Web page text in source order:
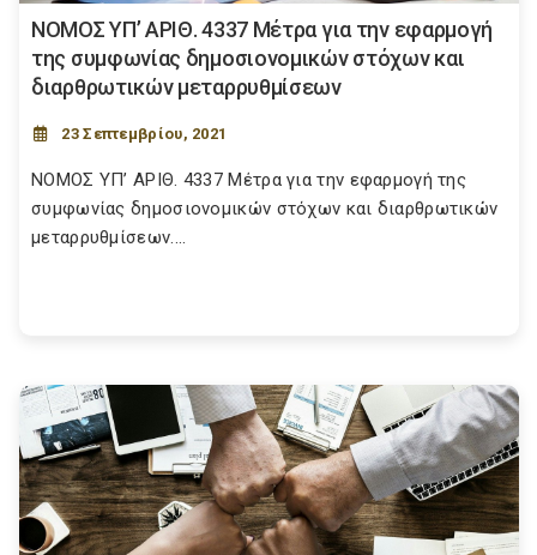
ΝOMOΣ ΥΠ’ ΑΡΙΘ. 4337 Μέτρα για την εφαρμογή
της συμφωνίας δημοσιονομικών στόχων και
διαρθρωτικών μεταρρυθμίσεων
23 Σεπτεμβρίου, 2021
NOMOΣ ΥΠ’ ΑΡΙΘ. 4337 Μέτρα για την εφαρμογή της
συμφωνίας δημοσιονομικών στόχων και διαρθρωτικών
μεταρρυθμίσεων....